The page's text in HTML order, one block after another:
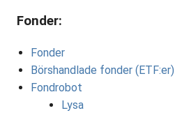
Fonder:
Fonder
Börshandlade fonder (ETF:er)
Fondrobot
Lysa